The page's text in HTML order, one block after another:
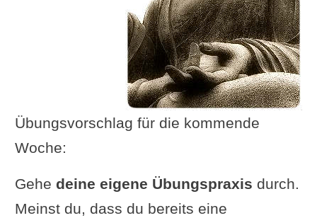
Übungsvorschlag für die kommende
Woche:
Gehe deine eigene Übungspraxis durch.
Meinst du, dass du bereits eine